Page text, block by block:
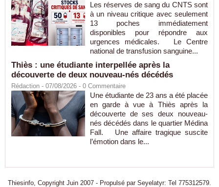
Les réserves de sang du CNTS sont
à un niveau critique avec seulement
13 poches immédiatement
disponibles pour répondre aux
urgences médicales. Le Centre
national de transfusion sanguine...
Thiès : une étudiante interpellée après la
découverte de deux nouveau-nés décédés
Rédaction - 07/08/2026 - 0 Commentaire
Une étudiante de 23 ans a été placée
en garde à vue à Thiès après la
découverte de ses deux nouveau-
nés décédés dans le quartier Médina
Fall. Une affaire tragique suscite
l’émotion dans le...
Thiesinfo, Copyright Juin 2007 - Propulsé par Seyelatyr: Tel 775312579.